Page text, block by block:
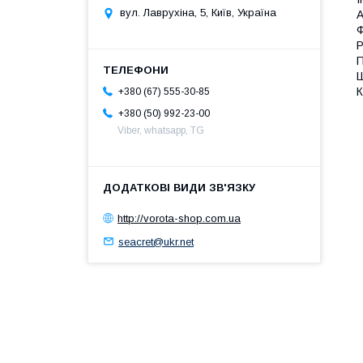
вул. Лаврухіна, 5, Київ, Україна
+380 (67) 555-30-85
+380 (50) 992-23-00
Viber, whatsapp, TG
http://vorota-shop.com.ua
seacret@ukr.net